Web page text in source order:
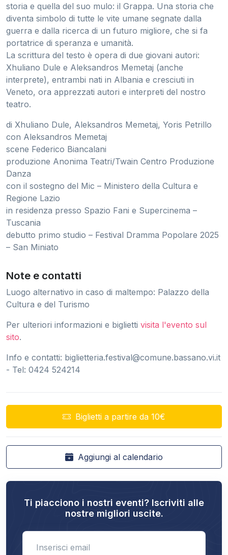
storia e quella del suo mulo: il Grappa. Una storia che
diventa simbolo di tutte le vite umane segnate dalla
guerra e dalla ricerca di un futuro migliore, che si fa
portatrice di speranza e umanità.
La scrittura del testo è opera di due giovani autori:
Xhuliano Dule e Aleksandros Memetaj (anche
interprete), entrambi nati in Albania e cresciuti in
Veneto, ora apprezzati autori e interpreti del nostro
teatro.
di Xhuliano Dule, Aleksandros Memetaj, Yoris Petrillo
con Aleksandros Memetaj
scene Federico Biancalani
produzione Anonima Teatri/Twain Centro Produzione
Danza
con il sostegno del Mic – Ministero della Cultura e
Regione Lazio
in residenza presso Spazio Fani e Supercinema –
Tuscania
debutto primo studio – Festival Dramma Popolare 2025
– San Miniato
Note e contatti
Luogo alternativo in caso di maltempo: Palazzo della
Cultura e del Turismo
Per ulteriori informazioni e biglietti visita l'evento sul
sito.
Info e contatti: biglietteria.festival@comune.bassano.vi.it
- Tel: 0424 524214
Biglietti a partire da 10€
Aggiungi al calendario
Ti piacciono i nostri eventi? Iscriviti alle
nostre migliori uscite.